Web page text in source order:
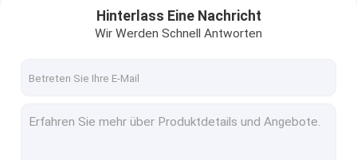
Kennzeichnung Sprühfarbe
Markierungsstift
Hinterlass Eine Nachricht
Wir Werden Schnell Antworten